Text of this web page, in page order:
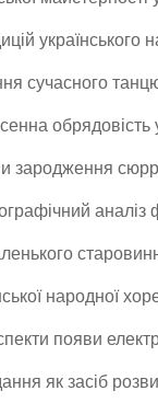
сучасного
зародження
народної
появи
як засіб